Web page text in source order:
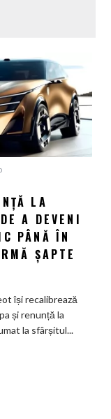
Peugeot
renunță
promisiunea
de
electric
LA
A DEVENI
PÂNĂ ÎN
ȘAPTE
își recalibrează
și renunță la
la sfârșitul...